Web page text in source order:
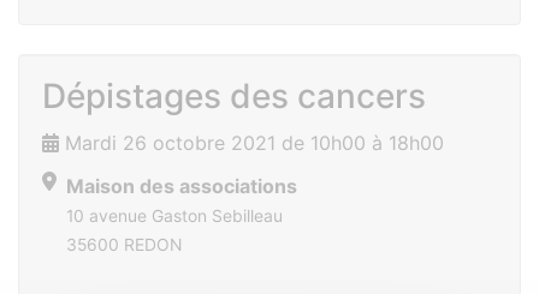
Dépistages des cancers
Mardi 26 octobre 2021 de 10h00 à 18h00
Maison des associations
10 avenue Gaston Sebilleau
35600 REDON